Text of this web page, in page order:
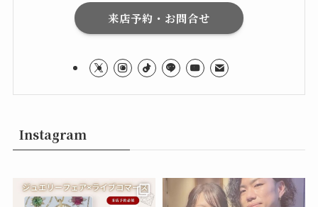
来店予約・お問合せ
Instagram